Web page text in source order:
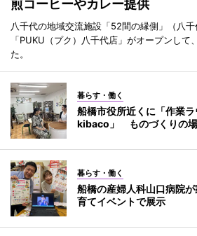
煎コーヒーやカレー提供
八千代の地域交流施設「52間の縁側」（八
「PUKU（プク）八千代店」がオープンして
た。
暮らす・働く
船橋市役所近くに「作業
kibaco」 ものづくりの
暮らす・働く
船橋の産婦人科山口病院
育てイベントで展示